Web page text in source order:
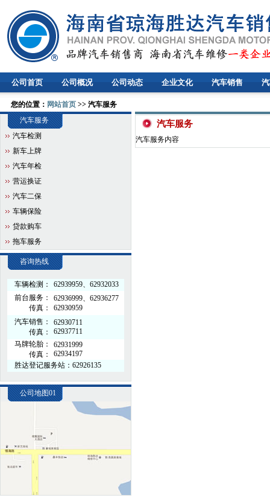
公司首页 公司概况 公司动态 企业文化 汽车销售
您的位置： 网站首页 >> 汽车服务
汽车服务
汽车检测
新车上牌
汽车年检
营运换证
汽车二保
车辆保险
贷款购车
拖车服务
咨询热线
车辆检测：
62939959、62932033
前台服务：
传真：
62936999、62936277
62930959
汽车销售：
传真：
62930711
62937711
马牌轮胎：
传真：
62931999
62934197
胜达登记服务站：62926135
公司地图01
汽车服务
汽车服务内容